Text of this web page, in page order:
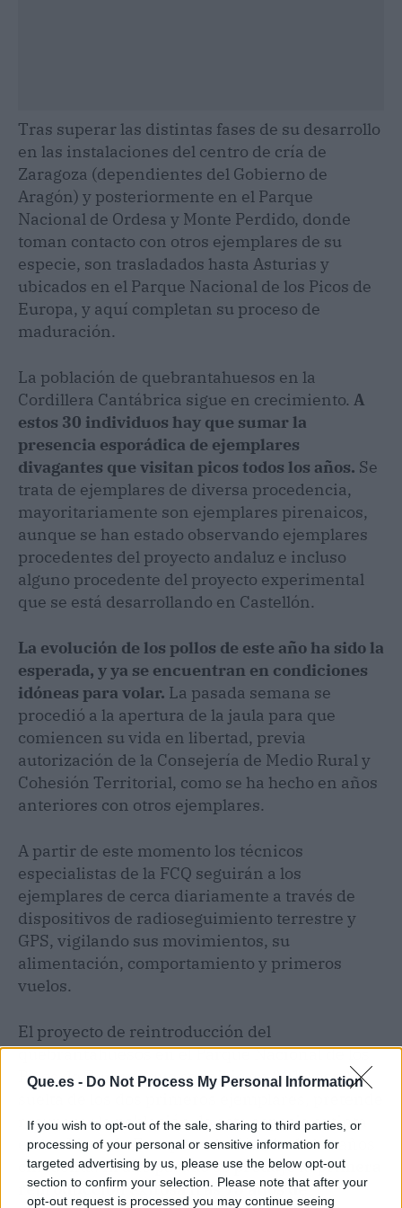
Que.es - Do Not Process My Personal Information
If you wish to opt-out of the sale, sharing to third parties, or
processing of your personal or sensitive information for
targeted advertising by us, please use the below opt-out
section to confirm your selection. Please note that after your
opt-out request is processed you may continue seeing
Tras superar las distintas fases de su desarrollo
en las instalaciones del centro de cría de
Zaragoza (dependientes del Gobierno de
Aragón) y posteriormente en el Parque
Nacional de Ordesa y Monte Perdido, donde
toman contacto con otros ejemplares de su
especie, son trasladados hasta Asturias y
ubicados en el Parque Nacional de los Picos de
Europa, y aquí completan su proceso de
maduración.
La población de quebrantahuesos en la
Cordillera Cantábrica sigue en crecimiento. A
estos 30 individuos hay que sumar la
presencia esporádica de ejemplares
divagantes que visitan picos todos los años. Se
trata de ejemplares de diversa procedencia,
mayoritariamente son ejemplares pirenaicos,
aunque se han estado observando ejemplares
procedentes del proyecto andaluz e incluso
alguno procedente del proyecto experimental
que se está desarrollando en Castellón.
La evolución de los pollos de este año ha sido la
esperada, y ya se encuentran en condiciones
idóneas para volar. La pasada semana se
procedió a la apertura de la jaula para que
comiencen su vida en libertad, previa
autorización de la Consejería de Medio Rural y
Cohesión Territorial, como se ha hecho en años
anteriores con otros ejemplares.
A partir de este momento los técnicos
especialistas de la FCQ seguirán a los
ejemplares de cerca diariamente a través de
dispositivos de radioseguimiento terrestre y
GPS, vigilando sus movimientos, su
alimentación, comportamiento y primeros
vuelos.
El proyecto de reintroducción del
quebrantahuesos en el Parque Nacional de los
Picos de Europa, que se inició en 2010 con la
recuperar la población de esta especie extinta
en los Picos de Europa en la década de los años
cincuenta.El año pasado se produjo la primera
reproducción exitosa tras 75 años de